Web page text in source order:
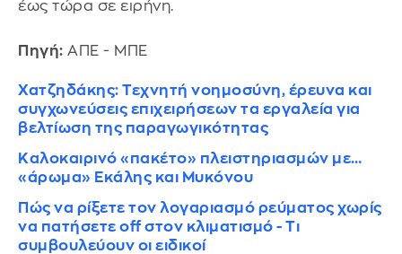
έως τώρα σε ειρήνη.
Πηγή: ΑΠΕ - ΜΠΕ
Χατζηδάκης: Τεχνητή νοημοσύνη, έρευνα και
συγχωνεύσεις επιχειρήσεων τα εργαλεία για
βελτίωση της παραγωγικότητας
Καλοκαιρινό «πακέτο» πλειστηριασμών με…
«άρωμα» Εκάλης και Μυκόνου
Πώς να ρίξετε τον λογαριασμό ρεύματος χωρίς
να πατήσετε off στον κλιματισμό - Τι
συμβουλεύουν οι ειδικοί